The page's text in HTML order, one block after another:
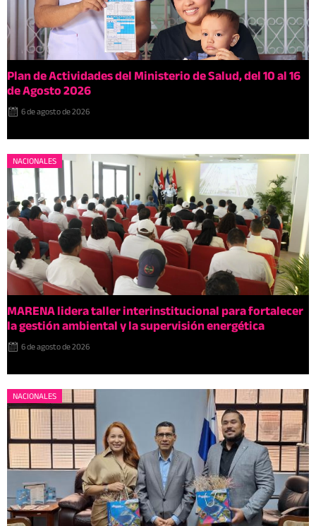
Plan de Actividades del Ministerio de Salud, del 10 al 16
de Agosto 2026
6 de agosto de 2026
NACIONALES
MARENA lidera taller interinstitucional para fortalecer
la gestión ambiental y la supervisión energética
6 de agosto de 2026
NACIONALES